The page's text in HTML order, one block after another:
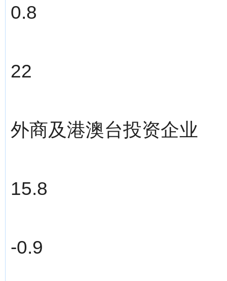
0.8
22
外商及港澳台投资企业
15.8
-0.9